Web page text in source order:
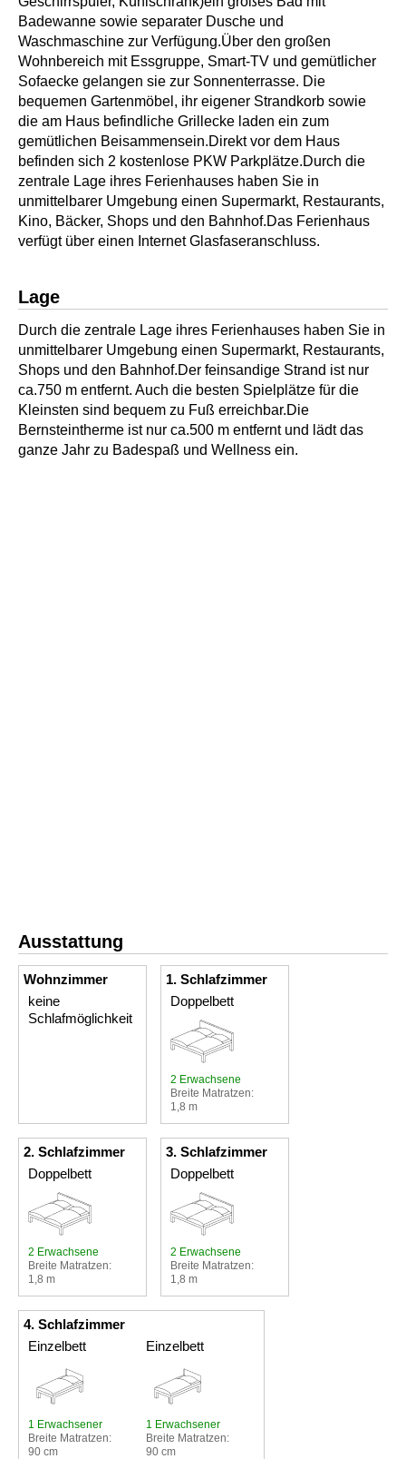
Badewanne sowie separater Dusche und
Waschmaschine zur Verfügung.Über den großen
Wohnbereich mit Essgruppe, Smart-TV und gemütlicher
Sofaecke gelangen sie zur Sonnenterrasse. Die
bequemen Gartenmöbel, ihr eigener Strandkorb sowie
die am Haus befindliche Grillecke laden ein zum
gemütlichen Beisammensein.Direkt vor dem Haus
befinden sich 2 kostenlose PKW Parkplätze.Durch die
zentrale Lage ihres Ferienhauses haben Sie in
unmittelbarer Umgebung einen Supermarkt, Restaurants,
Kino, Bäcker, Shops und den Bahnhof.Das Ferienhaus
verfügt über einen Internet Glasfaseranschluss.
Lage
Durch die zentrale Lage ihres Ferienhauses haben Sie in
unmittelbarer Umgebung einen Supermarkt, Restaurants,
Shops und den Bahnhof.Der feinsandige Strand ist nur
ca.750 m entfernt. Auch die besten Spielplätze für die
Kleinsten sind bequem zu Fuß erreichbar.Die
Bernsteintherme ist nur ca.500 m entfernt und lädt das
ganze Jahr zu Badespaß und Wellness ein.
Ausstattung
Wohnzimmer
keine
Schlafmöglichkeit
1. Schlafzimmer
Doppelbett
2 Erwachsene
Breite Matratzen:
1,8 m
2. Schlafzimmer
Doppelbett
2 Erwachsene
Breite Matratzen:
1,8 m
3. Schlafzimmer
Doppelbett
2 Erwachsene
Breite Matratzen:
1,8 m
4. Schlafzimmer
Einzelbett
1 Erwachsener
Breite Matratzen:
90 cm
Einzelbett
1 Erwachsener
Breite Matratzen:
90 cm